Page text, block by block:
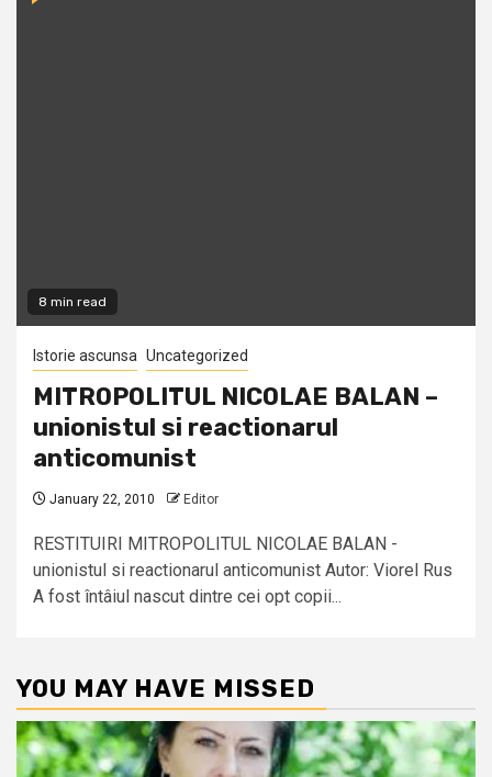
8 min read
Istorie ascunsa Uncategorized
MITROPOLITUL NICOLAE BALAN –
unionistul si reactionarul
anticomunist
January 22, 2010 Editor
RESTITUIRI MITROPOLITUL NICOLAE BALAN -
unionistul si reactionarul anticomunist Autor: Viorel Rus
A fost întâiul nascut dintre cei opt copii...
YOU MAY HAVE MISSED